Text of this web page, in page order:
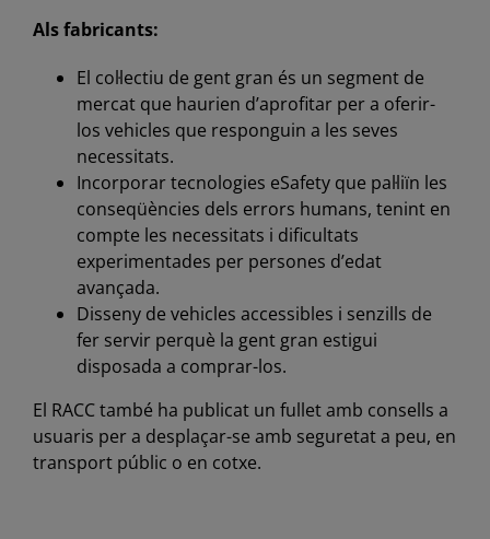
Als fabricants:
El col·lectiu de gent gran és un segment de
mercat que haurien d’aprofitar per a oferir-
los vehicles que responguin a les seves
necessitats.
Incorporar tecnologies eSafety que pal·liïn les
conseqüències dels errors humans, tenint en
compte les necessitats i dificultats
experimentades per persones d’edat
avançada.
Disseny de vehicles accessibles i senzills de
fer servir perquè la gent gran estigui
disposada a comprar-los.
El RACC també ha publicat un fullet amb consells a
usuaris per a desplaçar-se amb seguretat a peu, en
transport públic o en cotxe.